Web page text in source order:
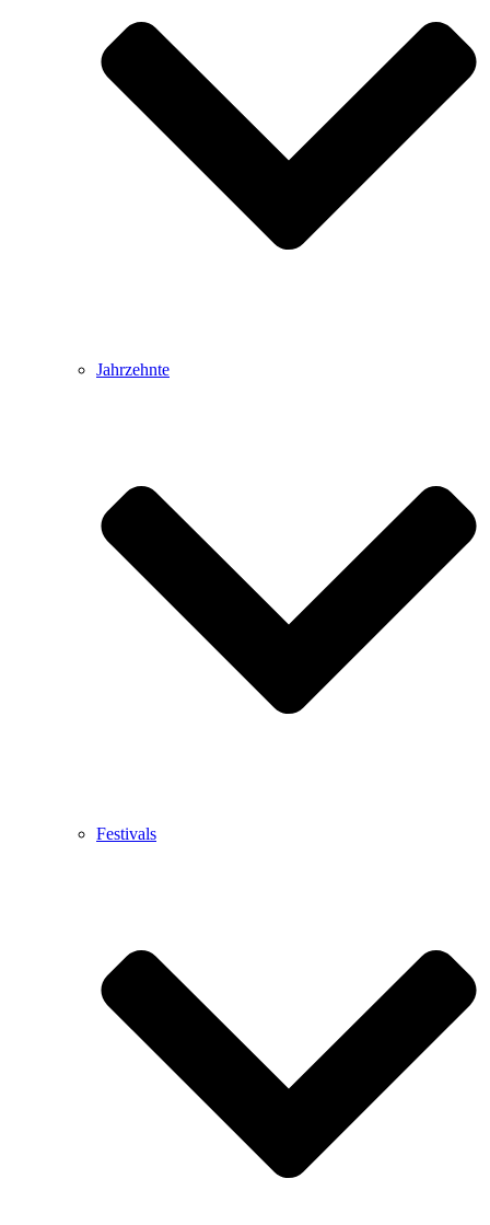
Jahrzehnte
Festivals